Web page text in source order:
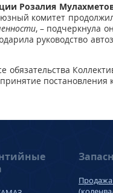
Розалия
комитет
, – подчеркнула
руководство
обязательства